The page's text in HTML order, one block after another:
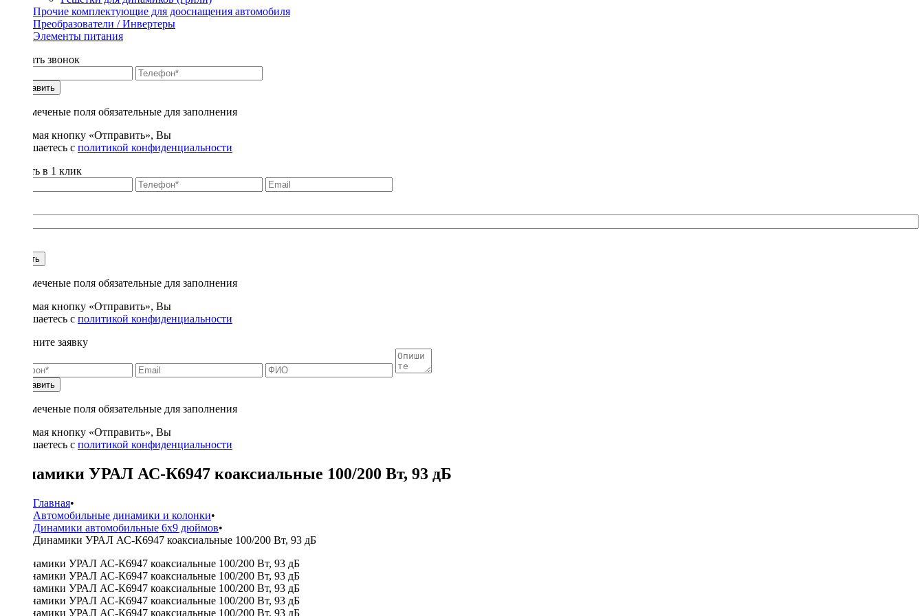
Прочие комплектующие для дооснащения автомобиля
Преобразователи / Инвертеры
Элементы питания
Заказать звонок
Отправить
* - отмеченые поля обязательные для заполнения
Нажимая кнопку «Отправить», Вы
соглашаетесь с политикой конфиденциальности
Купить в 1 клик
Купить
* - отмеченые поля обязательные для заполнения
Нажимая кнопку «Отправить», Вы
соглашаетесь с политикой конфиденциальности
Заполните заявку
Отправить
* - отмеченые поля обязательные для заполнения
Нажимая кнопку «Отправить», Вы
соглашаетесь с политикой конфиденциальности
Динамики УРАЛ АС-К6947 коаксиальные 100/200 Вт, 93 дБ
Главная•
Автомобильные динамики и колонки•
Динамики автомобильные 6x9 дюймов•
Динамики УРАЛ АС-К6947 коаксиальные 100/200 Вт, 93 дБ